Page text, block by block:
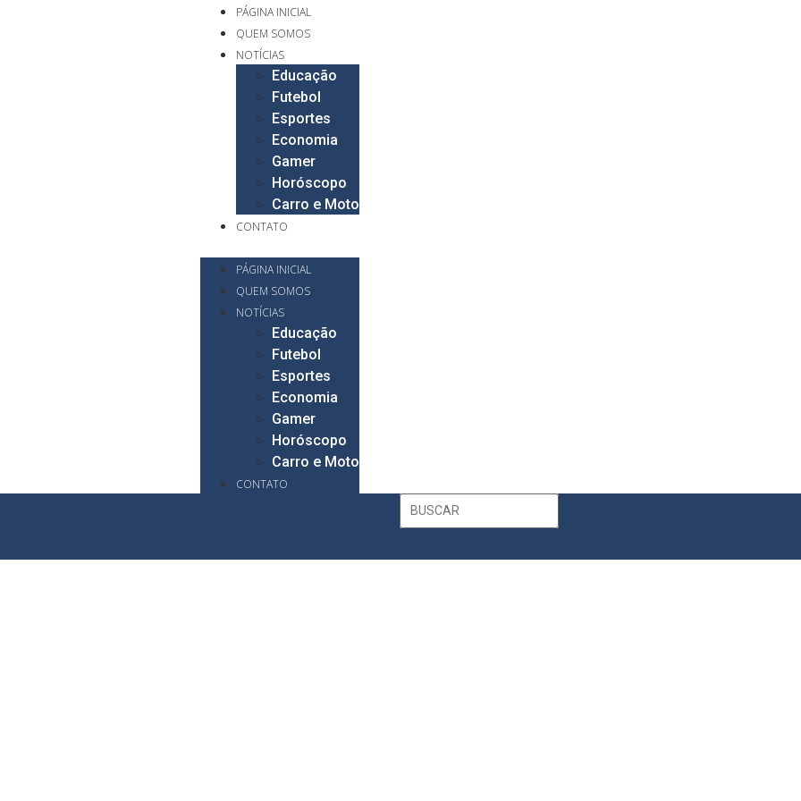
PÁGINA INICIAL
QUEM SOMOS
NOTÍCIAS
Educação
Futebol
Esportes
Economia
Gamer
Horóscopo
Carro e Moto
CONTATO
PÁGINA INICIAL
QUEM SOMOS
NOTÍCIAS
Educação
Futebol
Esportes
Economia
Gamer
Horóscopo
Carro e Moto
CONTATO